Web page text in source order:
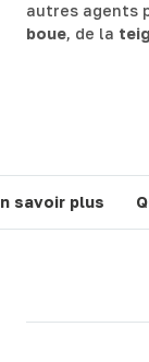
autres agents
boue, de la
savoir plus